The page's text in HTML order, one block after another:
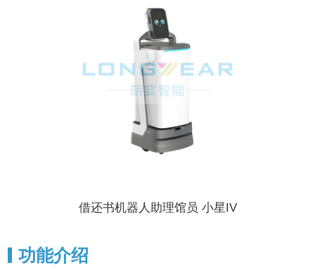
借还书机器人助理馆员 小星IV
功能介绍